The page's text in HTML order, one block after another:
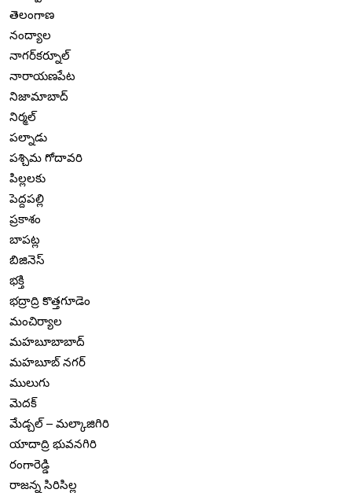
తెలంగాణ
నంద్యాల
నాగర్‌కర్నూల్
నారాయణపేట
నిజామాబాద్
నిర్మల్
పల్నాడు
పశ్చిమ గోదావరి
పిల్లలకు
పెద్దపల్లి
ప్రకాశం
బాపట్ల
బిజినెస్
భక్తి
భద్రాద్రి కొత్తగూడెం
మంచిర్యాల
మహబూబాబాద్
మహబూబ్ నగర్
ములుగు
మెదక్
మేడ్చల్ – మల్కాజిగిరి
యాదాద్రి భువనగిరి
రంగారెడ్డి
రాజన్న సిరిసిల్ల